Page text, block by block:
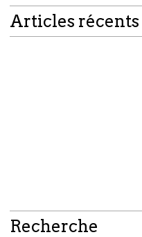
Articles récents
Recherche